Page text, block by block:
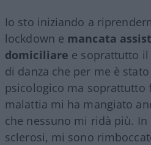
Io sto iniziando a
lockdown e mancata
domiciliare e soprattutto
di danza che per me è
psicologico ma soprattutto
malattia mi ha mangiato
che nessuno mi ridà più. In
sclerosi, mi sono